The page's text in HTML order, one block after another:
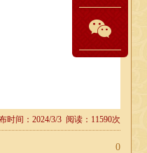
时间：2024/3/3 阅读：11590次
0